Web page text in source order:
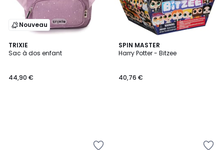
Nouveau
TRIXIE
Sac à dos enfant
44,90 €
SPIN MASTER
Harry Potter - Bitzee
40,76 €